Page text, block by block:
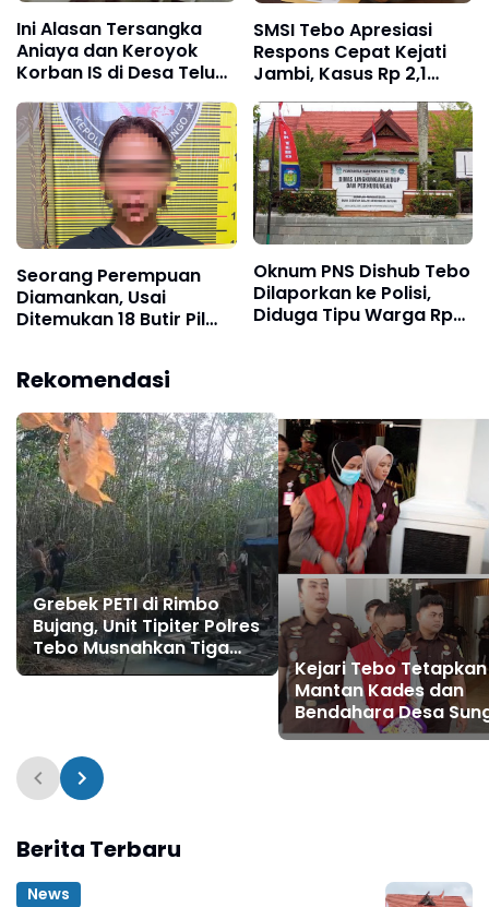
Ini Alasan Tersangka
Aniaya dan Keroyok
Korban IS di Desa Teluk
SMSI Tebo Apresiasi
Respons Cepat Kejati
Jambi, Kasus Rp 2,1
Miliar PUPR Tebo
Kembali Disorot
Seorang Perempuan
Diamankan, Usai
Ditemukan 18 Butir Pil
Oknum PNS Dishub Tebo
Dilaporkan ke Polisi,
Diduga Tipu Warga Rp
Rekomendasi
Grebek PETI di Rimbo
Bujang, Unit Tipiter Polres
Tebo Musnahkan Tiga
Rakit Dompeng dengan
Kejari Tebo Tetapkan
Mantan Kades dan
Bendahara Desa
Pandan Tersangka
Berita Terbaru
News